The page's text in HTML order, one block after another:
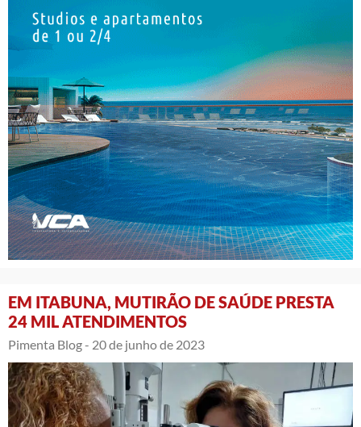
EM ITABUNA, MUTIRÃO DE SAÚDE PRESTA
24 MIL ATENDIMENTOS
Pimenta Blog - 20 de junho de 2023